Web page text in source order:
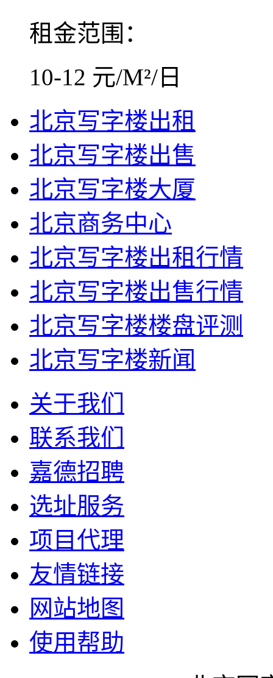
租金范围：
10-12 元/M²/日
北京写字楼出租
北京写字楼出售
北京写字楼大厦
北京商务中心
北京写字楼出租行情
北京写字楼出售行情
北京写字楼楼盘评测
北京写字楼新闻
关于我们
联系我们
嘉德招聘
选址服务
项目代理
友情链接
网站地图
使用帮助